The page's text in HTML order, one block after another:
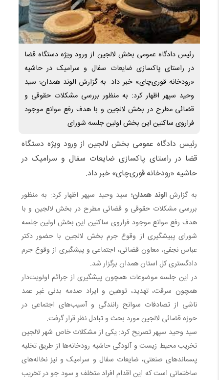
رئیس دادگاه عمومی بخش لالجین از ورود ویژه دستگاه قضا
در راستای پاکسازی ضایعات سفال و سرامیک در حاشیه
«رودخانه قوری‌چای» خبر داد. به گزارش الوند همدان؛ سید
وحید سپهر اظهار کرد: به منظور بررسی مشکلات حقوقی و
قضائی مطرح در بخش لالجین و با هدف رفع موانع موجود
فراروی ساکنین این بخش اولین جلسه شورای
رئیس دادگاه عمومی بخش لالجین از ورود ویژه دستگاه
قضا در راستای پاکسازی ضایعات سفال و سرامیک در
حاشیه «رودخانه قوری‌چای» خبر داد.
به گزارشالوند همدان؛سید وحید سپهر اظهار کرد: به منظور
بررسی مشکلات حقوقی و قضائی مطرح در بخش لالجین و با
هدف رفع موانع موجود فراروی ساکنین این بخش اولین جلسه
شورای پبیشگیری از وقوع جرم بخش لالجین با حضور دکتر
عباس نجفی، معاون قضائی، اجتماعی و پیشگیری از وقوع جرم
دادگستری کل استان همدان برگزار شد.
در این جلسه موضوعات همچون پیشگیری از جرائم اولویت‌دار
همچون سرقت، تهدید، توهین و ایراد صدمه بدنی غیر عمد
ناشی از تصادفات سوانح رانندگی و آسیب‌های اجتماعی در
حوزه قضائی لالجین مورد بحث و تبادل نظر قرار گرفت.
سید وحید سپهر تصریح کرد: یکی از مشکلات خاص شهر لالجین
تخریب محیط زیست و آلودگی حاشیه رودخانه‌ها از طریق تخلیه
پسماندهای صنعتی، ضایعات سفال و سرامیک و نیز نخاله‌های
ساختمانی است که این اقدام افراد متخلف و سود جو در تخریب